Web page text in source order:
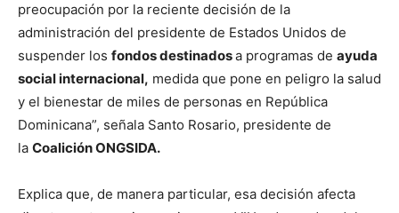
preocupación por la reciente decisión de la
administración del presidente de Estados Unidos de
suspender los fondos destinadosa programas de ayuda
social internacional, medida que pone en peligro la salud
y el bienestar de miles de personas en República
Dominicana”, señala Santo Rosario, presidente de
la Coalición ONGSIDA.
Explica que, de manera particular, esa decisión afecta